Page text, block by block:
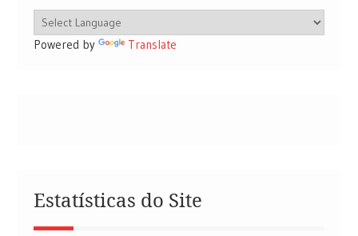
Powered by Translate
Estatísticas do Site